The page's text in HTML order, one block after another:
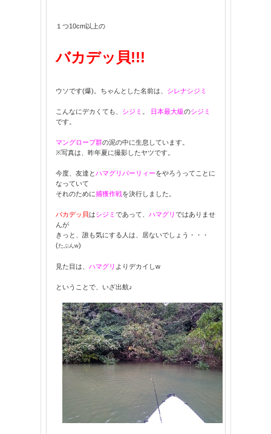
１つ10cm以上の
バカデッ貝!!!
ウソです(爆)。ちゃんとした名前は、 シレナシジミ
こんなにデカくても、 シジミ 日本最大級のシジミ
です。
マングローブ群の泥の中に生息しています。
※写真は、昨年夏に撮影したヤツです。
今度、友達とハマグリパーリィーをやろうってことに
なっていて
それのために捕獲作戦を決行しました。
バカデッ貝はシジミ であって、 ハマグリ ではありませ
んが
きっと、誰も気にする人は、居ないでしょう・・・
(たぶんw)
見た目は、 ハマグリ よりデカイしw
ということで、いざ出航♪